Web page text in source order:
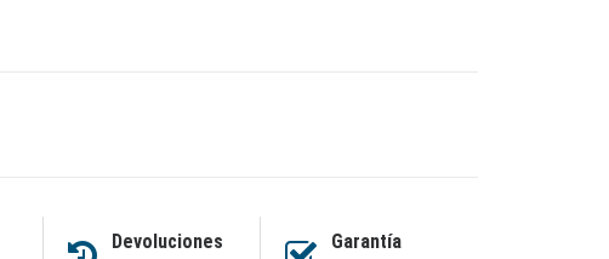
Devoluciones Garantía